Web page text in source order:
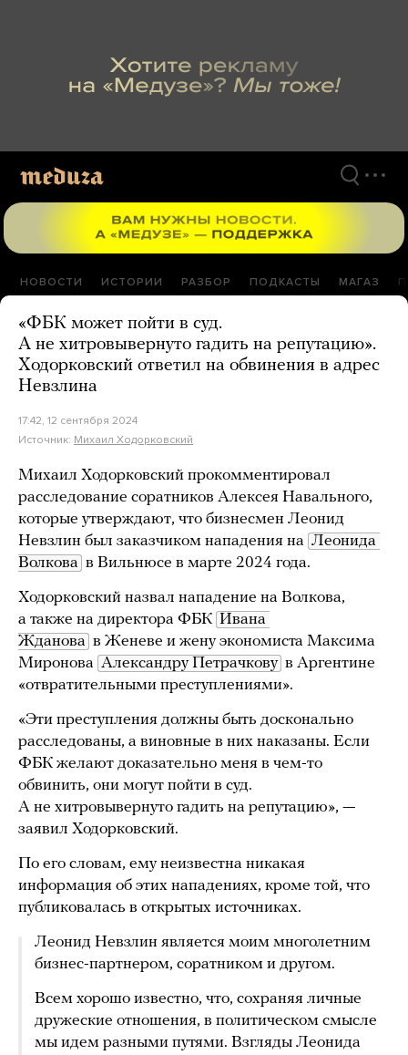
НОВОСТИ ИСТОРИИ РАЗБОР ПОДКАСТЫ МАГАЗ
«ФБК может пойти в суд.
А не хитровывернуто гадить на репутацию».
Ходорковский ответил на обвинения в адрес
Невзлина
17:42, 12 сентября 2024
Источник: Михаил Ходорковский
Михаил Ходорковский прокомментировал
расследование соратников Алексея Навального,
которые утверждают, что бизнесмен Леонид
Невзлин был заказчиком нападения на Леонида
Волкова в Вильнюсе в марте 2024 года.
Ходорковский назвал нападение на Волкова,
а также на директора ФБК Ивана
Жданова в Женеве и жену экономиста Максима
Миронова Александру Петрачкову в Аргентине
«отвратительными преступлениями».
«Эти преступления должны быть досконально
расследованы, а виновные в них наказаны. Если
ФБК желают доказательно меня в чем-то
обвинить, они могут пойти в суд.
А не хитровывернуто гадить на репутацию», —
заявил Ходорковский.
По его словам, ему неизвестна никакая
информация об этих нападениях, кроме той, что
публиковалась в открытых источниках.
Леонид Невзлин является моим многолетним
бизнес-партнером, соратником и другом.
Всем хорошо известно, что, сохраняя личные
дружеские отношения, в политическом смысле
мы идем разными путями. Взгляды Леонида